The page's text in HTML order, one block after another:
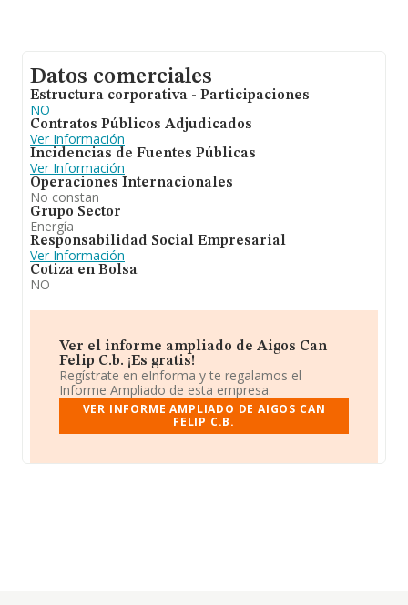
Datos comerciales
Estructura corporativa - Participaciones
NO
Contratos Públicos Adjudicados
Ver Información
Incidencias de Fuentes Públicas
Ver Información
Operaciones Internacionales
No constan
Grupo Sector
Energía
Responsabilidad Social Empresarial
Ver Información
Cotiza en Bolsa
NO
Ver el informe ampliado de Aigos Can
Felip C.b. ¡Es gratis!
Regístrate en eInforma y te regalamos el
Informe Ampliado de esta empresa.
VER INFORME AMPLIADO DE AIGOS CAN
FELIP C.B.